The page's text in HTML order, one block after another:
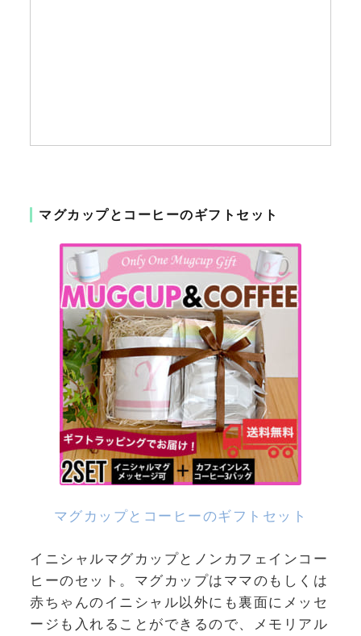
マグカップとコーヒーのギフトセット
マグカップとコーヒーのギフトセット
イニシャルマグカップとノンカフェインコー
ヒーのセット。マグカップはママのもしくは
赤ちゃんのイニシャル以外にも裏面にメッセ
ージも入れることができるので、メモリアル